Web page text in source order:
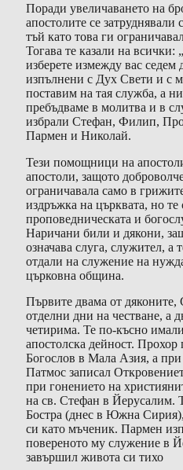
Поради увеличаването на
апостолите се затруднявали
тъй като това ги
Тогава те казали на всички:
изберете измежду вас
изпълнени с Дух Свети и с
поставим на тая служба, а
пребъдваме в молитва и в
избрали Стефан, Филип,
Пармен и Николай.
Тези помощници на
апостоли, защото
ограничавала само в
издръжка на църквата, но
проповедническата и
Наричани били и дякони,
означава слуга, служител, а
отдали на служение на
църковна община.
Първите двама от
отделни дни на честване, а
четирима. Те по-късно
апостолска дейност.
Богослов в Мала Азия, а при
Патмос записал
при гонението на
на св. Стефан в Йерусалим.
Бостра (днес в Южна
си като мъченик. Пармен
повереното му служение в
завършил живота си тихо